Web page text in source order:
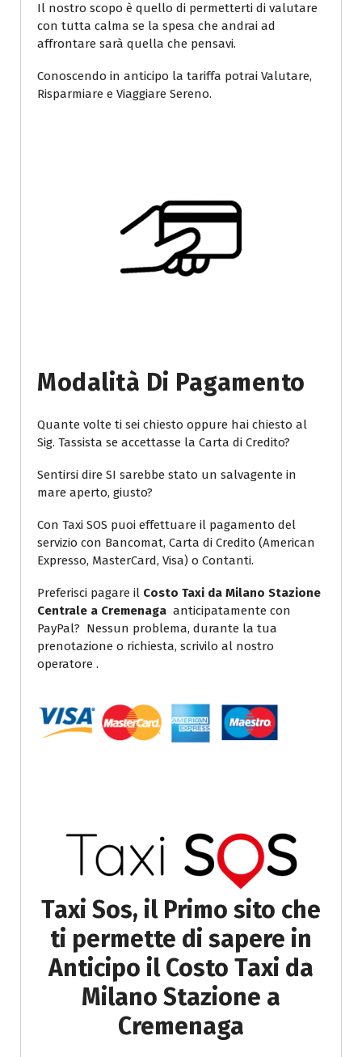
Il nostro scopo è quello di permetterti di valutare
con tutta calma se la spesa che andrai ad
affrontare sarà quella che pensavi.
Conoscendo in anticipo la tariffa potrai Valutare,
Risparmiare e Viaggiare Sereno.
Modalità Di Pagamento
Quante volte ti sei chiesto oppure hai chiesto al
Sig. Tassista se accettasse la Carta di Credito?
Sentirsi dire SI sarebbe stato un salvagente in
mare aperto, giusto?
Con Taxi SOS puoi effettuare il pagamento del
servizio con Bancomat, Carta di Credito (American
Expresso, MasterCard, Visa) o Contanti.
Preferisci pagare il Costo Taxi da Milano Stazione
Centrale a Cremenaga anticipatamente con
PayPal? Nessun problema, durante la tua
prenotazione o richiesta, scrivilo al nostro
operatore .
Taxi Sos, il Primo sito che
ti permette di sapere in
Anticipo il Costo Taxi da
Milano Stazione a
Cremenaga